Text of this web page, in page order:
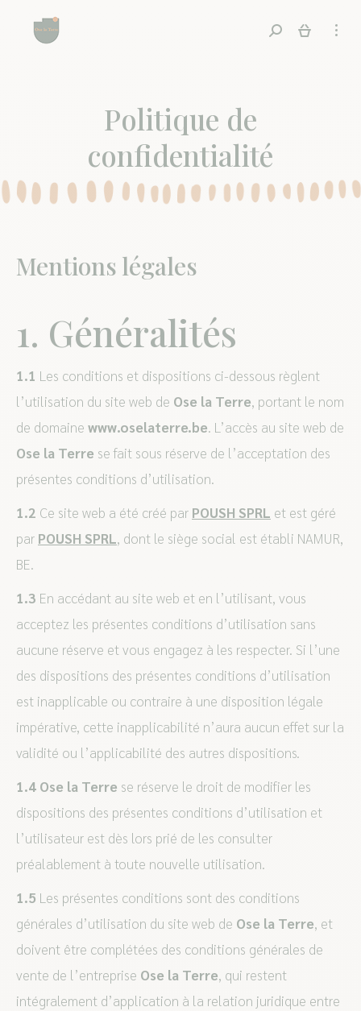
Recherche
Politique de
confidentialité
Mentions légales
1. Généralités
1.1 Les conditions et dispositions ci-dessous règlent
l’utilisation du site web de Ose la Terre, portant le nom
de domaine www.oselaterre.be. L’accès au site web de
Ose la Terre se fait sous réserve de l’acceptation des
présentes conditions d’utilisation.
1.2 Ce site web a été créé par POUSH SPRL et est géré
par POUSH SPRL, dont le siège social est établi NAMUR,
BE.
1.3 En accédant au site web et en l’utilisant, vous
acceptez les présentes conditions d’utilisation sans
aucune réserve et vous engagez à les respecter. Si l’une
des dispositions des présentes conditions d’utilisation
est inapplicable ou contraire à une disposition légale
impérative, cette inapplicabilité n’aura aucun effet sur la
validité ou l’applicabilité des autres dispositions.
1.4 Ose la Terre se réserve le droit de modifier les
dispositions des présentes conditions d’utilisation et
l’utilisateur est dès lors prié de les consulter
préalablement à toute nouvelle utilisation.
1.5 Les présentes conditions sont des conditions
générales d’utilisation du site web de Ose la Terre, et
doivent être complétées des conditions générales de
vente de l’entreprise Ose la Terre, qui restent
intégralement d’application à la relation juridique entre